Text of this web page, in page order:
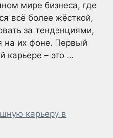
мире бизнеса, где
всё более жёсткой,
за тенденциями,
на их фоне. Первый
карьере – это …
карьеру в